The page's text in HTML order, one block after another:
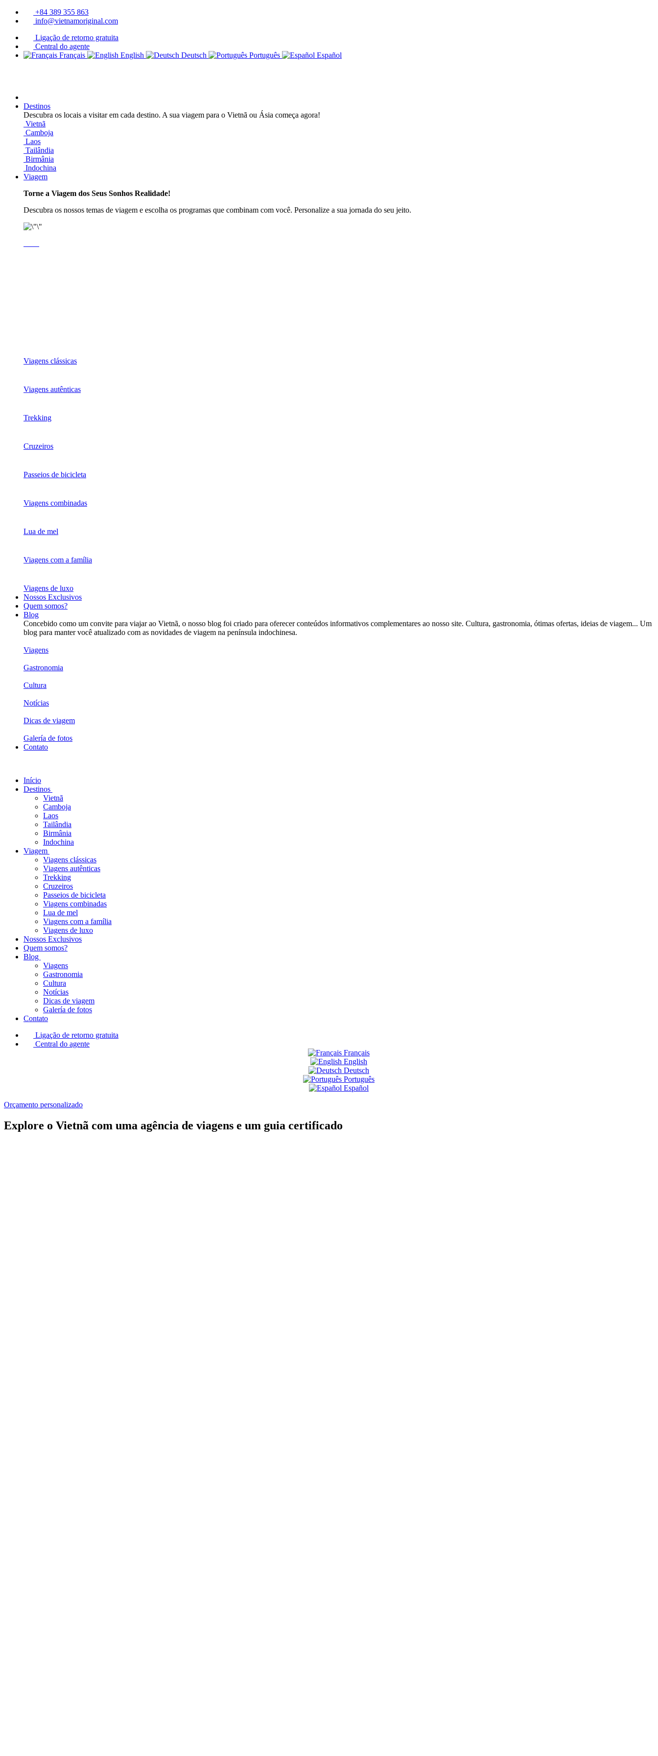
+84 389 355 863
info@vietnamoriginal.com
Ligação de retorno gratuita
Central do agente
Français
English Deutsch Português Español
Destinos
Descubra os locais a visitar em cada destino. A sua viagem para o Vietnã ou Ásia começa agora!
Vietnã
Camboja
Laos
Tailândia
Birmânia
Indochina
Viagem
Torne a Viagem dos Seus Sonhos Realidade!
Descubra os nossos temas de viagem e escolha os programas que combinam com você. Personalize a sua jornada do seu jeito.
Viagens clássicas
Viagens autênticas
Trekking
Cruzeiros
Passeios de bicicleta
Viagens combinadas
Lua de mel
Viagens com a família
Viagens de luxo
Nossos Exclusivos
Quem somos?
Blog
Concebido como um convite para viajar ao Vietnã, o nosso blog foi criado para oferecer conteúdos informativos complementares ao nosso site. Cultura, gastronomia, ótimas ofertas, ideias de viagem... Um
blog para manter você atualizado com as novidades de viagem na península indochinesa.
Viagens
Gastronomia
Cultura
Notícias
Dicas de viagem
Galería de fotos
Contato
Início
Destinos
Vietnã
Camboja
Laos
Tailândia
Birmânia
Indochina
Viagem
Viagens clássicas
Viagens autênticas
Trekking
Cruzeiros
Passeios de bicicleta
Viagens combinadas
Lua de mel
Viagens com a família
Viagens de luxo
Nossos Exclusivos
Quem somos?
Blog
Viagens
Gastronomia
Cultura
Notícias
Dicas de viagem
Galería de fotos
Contato
Ligação de retorno gratuita
Central do agente
Français
English
Deutsch
Português
Español
Orçamento personalizado
Explore o Vietnã com uma agência de viagens e um guia certificado